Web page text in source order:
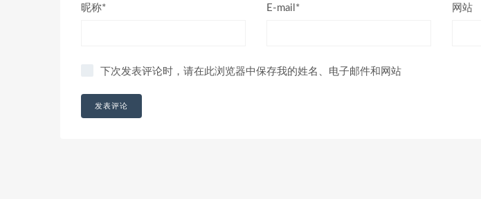
昵称* E-mail* 网站
下次发表评论时，请在此浏览器中保存我的姓名、电子邮件和网站